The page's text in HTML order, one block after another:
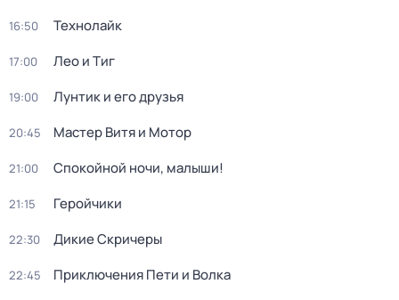
16:50 Технолайк
17:00 Лео и Тиг
19:00 Лунтик и его друзья
20:45 Мастер Витя и Мотор
21:00 Спокойной ночи, малыши!
21:15 Геройчики
22:30 Дикие Скричеры
22:45 Приключения Пети и Волка